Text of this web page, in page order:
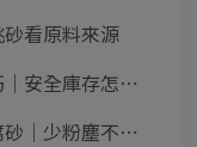
看原料來源
｜安全庫存怎⋯
砂｜少粉塵不⋯